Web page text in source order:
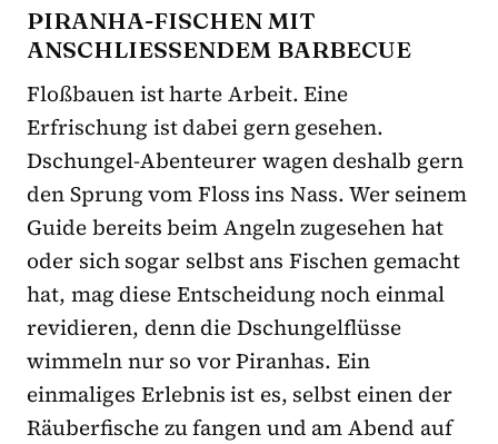
PIRANHA-FISCHEN MIT
ANSCHLIESSENDEM BARBECUE
Floßbauen ist harte Arbeit. Eine
Erfrischung ist dabei gern gesehen.
Dschungel-Abenteurer wagen deshalb gern
den Sprung vom Floss ins Nass. Wer seinem
Guide bereits beim Angeln zugesehen hat
oder sich sogar selbst ans Fischen gemacht
hat, mag diese Entscheidung noch einmal
revidieren, denn die Dschungelflüsse
wimmeln nur so vor Piranhas. Ein
einmaliges Erlebnis ist es, selbst einen der
Räuberfische zu fangen und am Abend auf